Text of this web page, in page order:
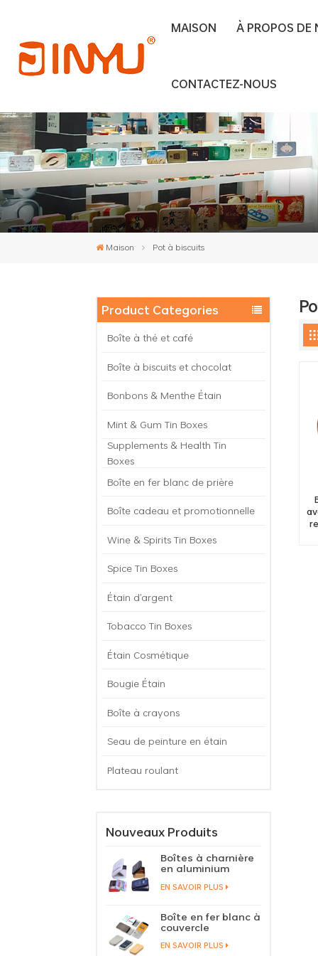
MAISON À PROPOS DE
CONTACTEZ-NOUS
Maison Pot à biscuits
Product Categories
Boîte à thé et café
Boîte à biscuits et chocolat
Bonbons & Menthe Étain
Mint & Gum Tin Boxes
Supplements & Health Tin
Boxes
Boîte en fer blanc de prière
Boîte cadeau et promotionnelle
Wine & Spirits Tin Boxes
Spice Tin Boxes
Étain d'argent
Tobacco Tin Boxes
Étain Cosmétique
Bougie Étain
Boîte à crayons
Seau de peinture en étain
Plateau roulant
Nouveaux Produits
Boîtes à charnière
en aluminium
bonbons à la
étui en étain avec
couvercle à
charnière
EN SAVOIR PLUS
Boîte en fer blanc à
couvercle
personnalisé,
EN SAVOIR PLUS